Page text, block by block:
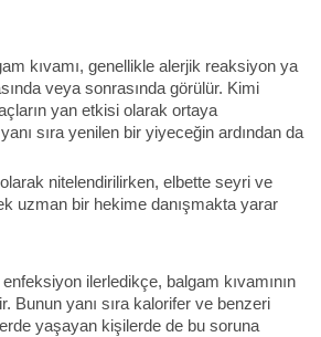
kıvamı, genellikle alerjik reaksiyon ya
veya sonrasında görülür. Kimi
yan etkisi olarak ortaya
sıra yenilen bir yiyeceğin ardından da
nitelendirilirken, elbette seyri ve
uzman bir hekime danışmakta yarar
ilerledikçe, balgam kıvamının
Bunun yanı sıra kalorifer ve benzeri
yaşayan kişilerde de bu soruna